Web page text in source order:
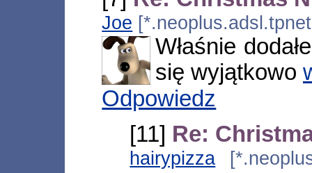
Joe
Właśnie
się wyjątkowo
Odpowiedz
[11] Re:
hairypizza